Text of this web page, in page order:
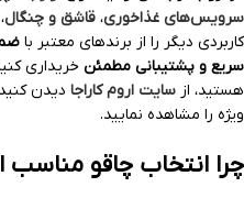
سرویس‌های غذاخوری، قاشق و چنگال،
کاربردی دیگر را از برندهای معتبر با
سریع و پشتیبانی مطمئن خریداری
هستید، از سایت اروم کاراجا دیدن
ویژه را مشاهده نمایید.
چرا انتخاب چاقو مناسب